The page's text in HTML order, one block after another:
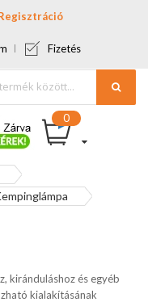
Fizetés
kiránduláshoz és egyéb
kialakításának